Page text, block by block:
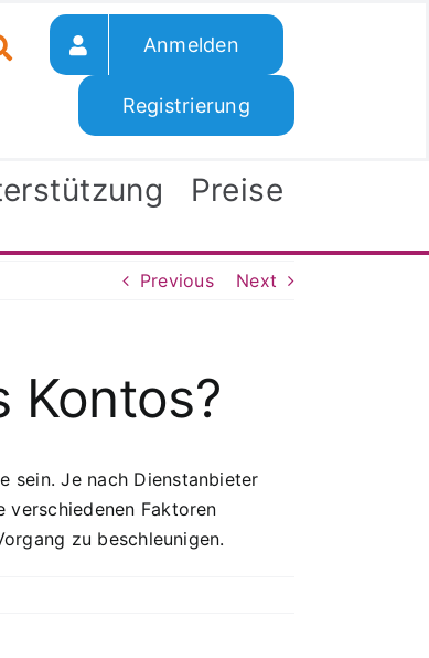
Anmelden
Registrierung
Preise
Previous Next
Kontos?
sein. Je nach Dienstanbieter
verschiedenen Faktoren
zu beschleunigen.